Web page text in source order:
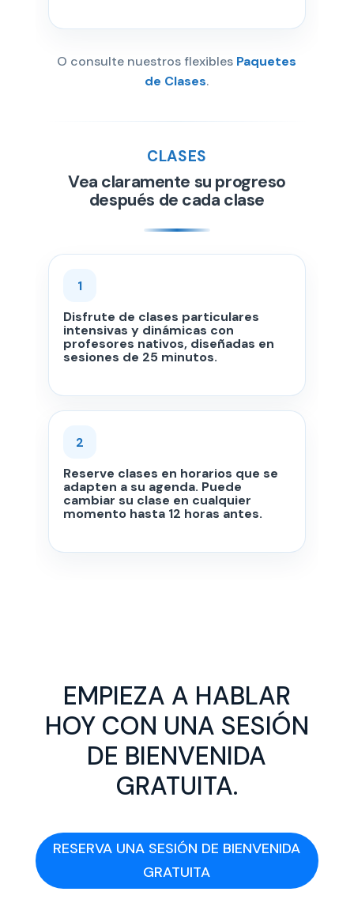
O consulte nuestros flexibles Paquetes
de Clases.
CLASES
Vea claramente su progreso
después de cada clase
1
Disfrute de clases particulares
intensivas y dinámicas con
profesores nativos, diseñadas en
sesiones de 25 minutos.
2
Reserve clases en horarios que se
adapten a su agenda. Puede
cambiar su clase en cualquier
momento hasta 12 horas antes.
EMPIEZA A HABLAR
HOY CON UNA SESIÓN
DE BIENVENIDA
GRATUITA.
RESERVA UNA SESIÓN DE BIENVENIDA
GRATUITA